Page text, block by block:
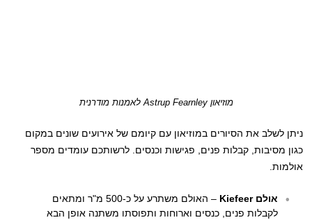
מוזיאון Astrup Fearnley לאמנות מודרנית
ניתן לשלב את הסיורים במוזיאון עם קיומם של אירועים שונים במקום
כגון מסיבות, קבלות פנים, פגישות וכנסים. לרשותכם עומדים מספר
אולמות.
אולם Kiefeer
– האולם משתרע על כ-500 מ"ר ומתאים
לקבלות פנים, כנסים וארוחות ותפוסתו משתנה אופן הבא